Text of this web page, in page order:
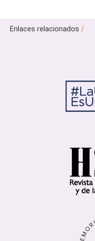
Enlaces relacionados /